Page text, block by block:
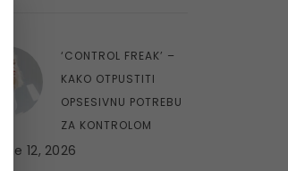
‘CONTROL FREAK’ –
KAKO OTPUSTITI
OPSESIVNU POTREBU
ZA KONTROLOM
June 12, 2026